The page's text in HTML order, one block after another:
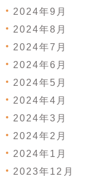
2024年9月
2024年8月
2024年7月
2024年6月
2024年5月
2024年4月
2024年3月
2024年2月
2024年1月
2023年12月